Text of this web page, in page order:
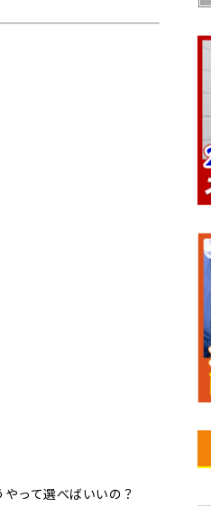
って選べばいいの？